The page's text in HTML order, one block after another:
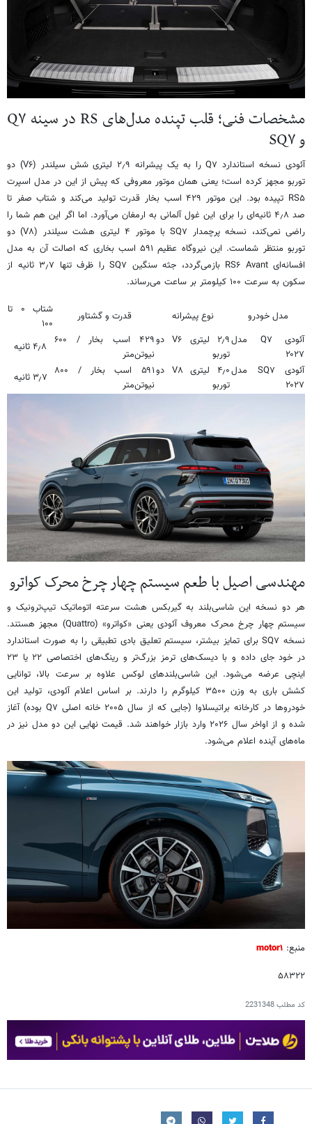
مشخصات فنی؛ قلب تپنده مدل‌های RS در سینه Q۷
و SQ۷
آئودی نسخه استاندارد Q۷ را به یک پیشرانه ۲٫۹ لیتری شش سیلندر (V۶) دو
توربو مجهز کرده است؛ یعنی همان موتور معروفی که پیش از این در مدل اسپرت
RS۵ تپیده بود. این موتور ۴۲۹ اسب بخار قدرت تولید می‌کند و شتاب صفر تا
صد ۴٫۸ ثانیه‌ای را برای این غول آلمانی به ارمغان می‌آورد. اما اگر این هم شما را
راضی نمی‌کند، نسخه پرچمدار SQ۷ با موتور ۴ لیتری هشت سیلندر (V۸) دو
توربو منتظر شماست. این نیروگاه عظیم ۵۹۱ اسب بخاری که اصالت آن به مدل
افسانه‌ای RS۶ Avant بازمی‌گردد، جثه سنگین SQ۷ را ظرف تنها ۳٫۷ ثانیه از
سکون به سرعت ۱۰۰ کیلومتر بر ساعت می‌رساند.
مدل خودرو نوع پیشرانه قدرت و گشتاور
شتاب ۰ تا
۱۰۰
آئودی Q۷ مدل
۲۰۲۷
۲٫۹ لیتری V۶ دو
توربو
۴۲۹ اسب بخار / ۶۰۰
نیوتن‌متر
۴٫۸ ثانیه
آئودی SQ۷ مدل
۲۰۲۷
۴٫۰ لیتری V۸ دو
توربو
۵۹۱ اسب بخار / ۸۰۰
نیوتن‌متر
۳٫۷ ثانیه
مهندسی اصیل با طعم سیستم چهار چرخ محرک کواترو
هر دو نسخه این شاسی‌بلند به گیربکس هشت سرعته اتوماتیک تیپ‌ترونیک و
سیستم چهار چرخ محرک معروف آئودی یعنی «کواترو» (Quattro) مجهز هستند.
نسخه SQ۷ برای تمایز بیشتر، سیستم تعلیق بادی تطبیقی را به صورت استاندارد
در خود جای داده و با دیسک‌های ترمز بزرگ‌تر و رینگ‌های اختصاصی ۲۲ یا ۲۳
اینچی عرضه می‌شود. این شاسی‌بلندهای لوکس علاوه بر سرعت بالا، توانایی
کشش باری به وزن ۳۵۰۰ کیلوگرم را دارند. بر اساس اعلام آئودی، تولید این
خودروها در کارخانه براتیسلاوا (جایی که از سال ۲۰۰۵ خانه اصلی Q۷ بوده) آغاز
شده و از اواخر سال ۲۰۲۶ وارد بازار خواهند شد. قیمت نهایی این دو مدل نیز در
ماه‌های آینده اعلام می‌شود.
منبع: motor۱
۵۸۳۲۲
کد مطلب2231348